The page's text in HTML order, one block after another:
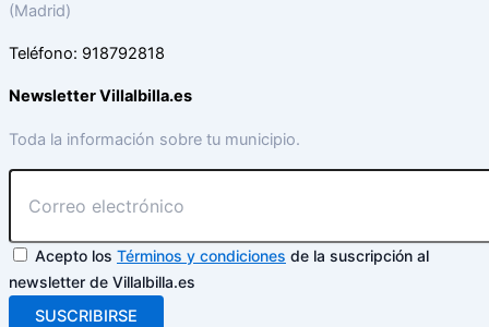
(Madrid)
Teléfono: 918792818
Newsletter Villalbilla.es
Toda la información sobre tu municipio.
Acepto los Términos y condiciones de la suscripción al
newsletter de Villalbilla.es
SUSCRIBIRSE